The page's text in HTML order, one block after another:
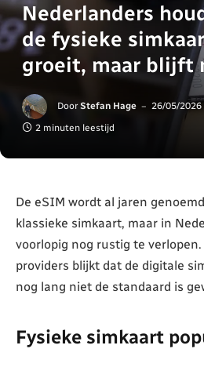
Nederlanders
de fysieke
groeit, maar blijft
Door Stefan Hage 26/05/2026
2 minuten leestijd
De eSIM wordt al jaren
klassieke simkaart, maar in
voorlopig nog rustig te
providers blijkt dat de digitale
nog lang niet de standaard is
Fysieke simkaart